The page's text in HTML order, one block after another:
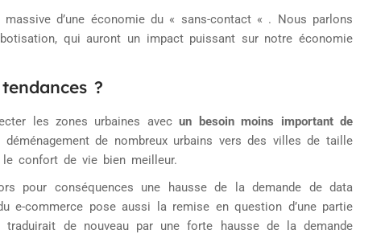
d’une économie du « sans-contact « . Nous parlons
qui auront un impact puissant sur notre économie
?
les zones urbaines avecun besoin moins important de
de nombreux urbains vers des villes de taille
confort de vie bien meilleur.
pour conséquences une hausse de la demande de data
e-commerce pose aussi la remise en question d’une partie
de nouveau par une forte hausse de la demande